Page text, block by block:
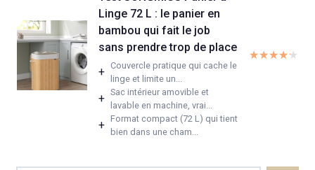
Linge 72 L : le panier en
bambou qui fait le job
sans prendre trop de place
+ Couvercle pratique qui cache le
linge et limite un...
+ Sac intérieur amovible et
lavable en machine, vrai...
+ Format compact (72 L) qui tient
bien dans une cham...
★★★★★
★★★★★